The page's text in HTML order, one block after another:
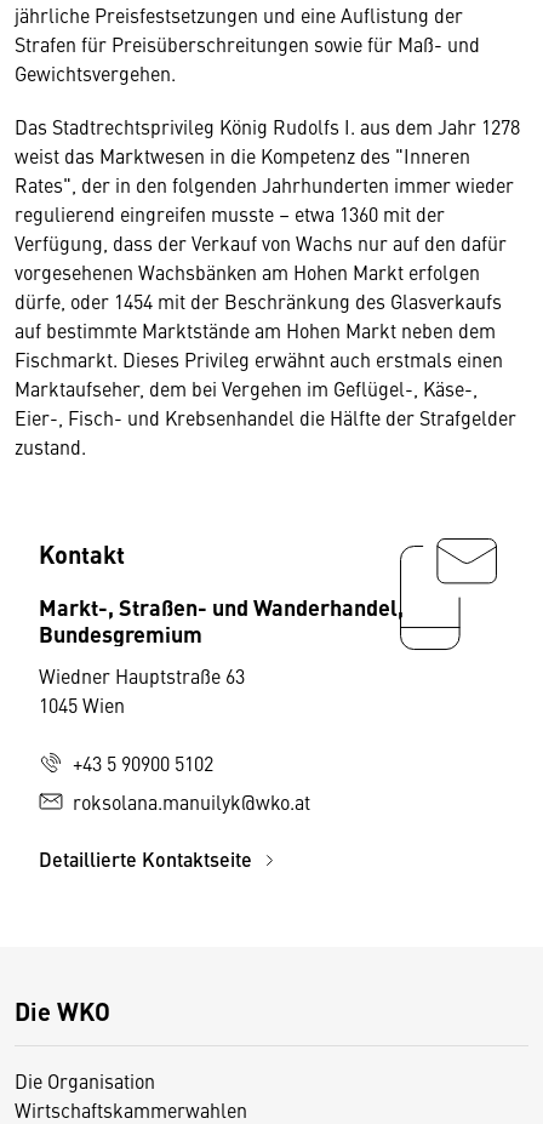
jährliche Preisfestsetzungen und eine Auflistung der
Strafen für Preisüberschreitungen sowie für Maß- und
Gewichtsvergehen.
Das Stadtrechtsprivileg König Rudolfs I. aus dem Jahr 1278
weist das Marktwesen in die Kompetenz des "Inneren
Rates", der in den folgenden Jahrhunderten immer wieder
regulierend eingreifen musste – etwa 1360 mit der
Verfügung, dass der Verkauf von Wachs nur auf den dafür
vorgesehenen Wachsbänken am Hohen Markt erfolgen
dürfe, oder 1454 mit der Beschränkung des Glasverkaufs
auf bestimmte Marktstände am Hohen Markt neben dem
Fischmarkt. Dieses Privileg erwähnt auch erstmals einen
Marktaufseher, dem bei Vergehen im Geflügel-, Käse-,
Eier-, Fisch- und Krebsenhandel die Hälfte der Strafgelder
zustand.
Kontakt
Markt-, Straßen- und Wanderhandel,
Bundesgremium
Wiedner Hauptstraße 63
1045 Wien
+43 5 90900 5102
roksolana.manuilyk@wko.at
Detaillierte Kontaktseite
Die WKO
Die Organisation
Wirtschaftskammerwahlen